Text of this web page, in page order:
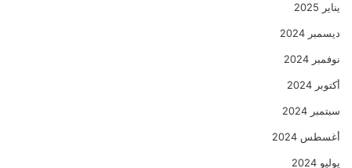
يناير 2025
ديسمبر 2024
نوفمبر 2024
أكتوبر 2024
سبتمبر 2024
أغسطس 2024
يوليو 2024